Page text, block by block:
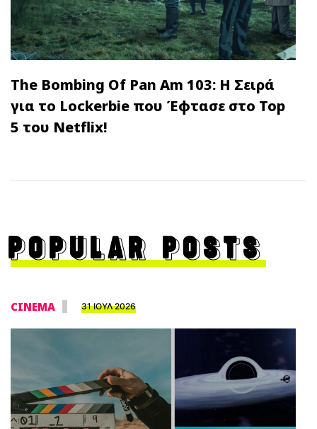
The Bombing Of Pan Am 103: Η Σειρά
για το Lockerbie που Έφτασε στο Top
5 του Netflix!
POPULAR POSTS
CINEMA 31 ΙΟΥΛ 2026